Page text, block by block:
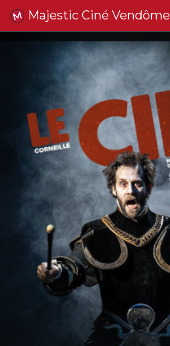
Majestic Ciné Vendôme